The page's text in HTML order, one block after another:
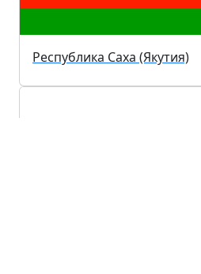
Республика Саха (Якутия)